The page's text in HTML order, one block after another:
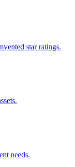
star ratings.
needs.